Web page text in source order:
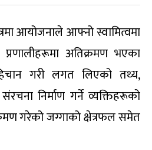
आयोजनाले आफ्नो स्वामित्वमा
अतिक्रमण भएका
गरी लगत लिएको तथ्य,
निर्माण गर्ने व्यक्तिहरूको
गरेको जग्गाको क्षेत्रफल समेत